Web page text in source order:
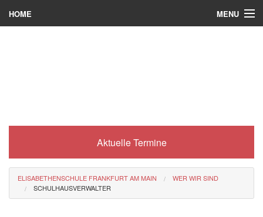
HOME MENU
Eli-Portal
MINT-Angebot
Aktuelle Termine
ELISABETHENSCHULE FRANKFURT AM MAIN
WER WIR SIND
SCHULHAUSVERWALTER